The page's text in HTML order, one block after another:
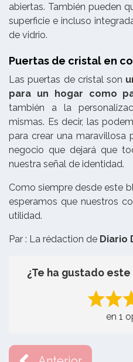
abiertas. También pueden
superficie e incluso
de vidrio.
Puertas de cristal en
Las puertas de cristal son
para un hogar como
también a la
mismas. Es decir, las
para crear una maravillosa
negocio que dejará que
nuestra señal de identidad.
Como siempre desde este
esperamos que nuestros
utilidad.
Par : La rédaction de Diario
¿Te ha gustado
en 1